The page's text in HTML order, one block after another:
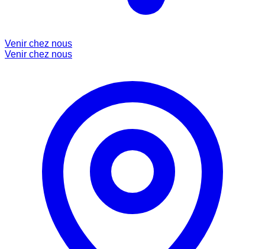
Venir chez nous
Venir chez nous